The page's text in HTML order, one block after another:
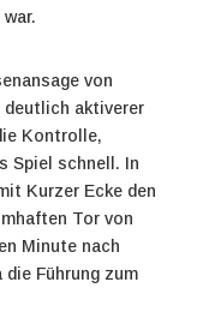
von
deutlich aktiverer
Kontrolle,
Spiel schnell. In
Kurzer Ecke den
Tor von
Minute nach
Führung zum